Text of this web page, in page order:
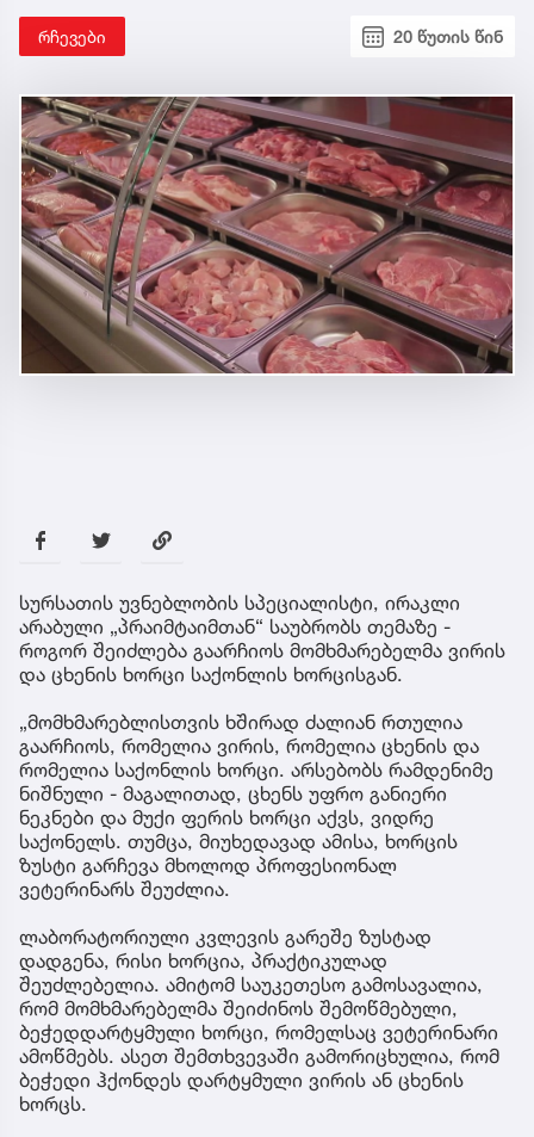
რჩევები 20 წუთის წინ
სურსათის უვნებლობის სპეციალისტი, ირაკლი
არაბული „პრაიმტაიმთან“ საუბრობს თემაზე -
როგორ შეიძლება გაარჩიოს მომხმარებელმა ვირის
და ცხენის ხორცი საქონლის ხორცისგან.
„მომხმარებლისთვის ხშირად ძალიან რთულია
გაარჩიოს, რომელია ვირის, რომელია ცხენის და
რომელია საქონლის ხორცი. არსებობს რამდენიმე
ნიშნული - მაგალითად, ცხენს უფრო განიერი
ნეკნები და მუქი ფერის ხორცი აქვს, ვიდრე
საქონელს. თუმცა, მიუხედავად ამისა, ხორცის
ზუსტი გარჩევა მხოლოდ პროფესიონალ
ვეტერინარს შეუძლია.
ლაბორატორიული კვლევის გარეშე ზუსტად
დადგენა, რისი ხორცია, პრაქტიკულად
შეუძლებელია. ამიტომ საუკეთესო გამოსავალია,
რომ მომხმარებელმა შეიძინოს შემოწმებული,
ბეჭედდარტყმული ხორცი, რომელსაც ვეტერინარი
ამოწმებს. ასეთ შემთხვევაში გამორიცხულია, რომ
ბეჭედი ჰქონდეს დარტყმული ვირის ან ცხენის
ხორცს.